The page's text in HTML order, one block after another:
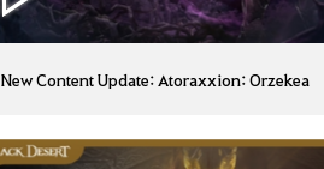
New Content Update: Atoraxxion: Orzekea